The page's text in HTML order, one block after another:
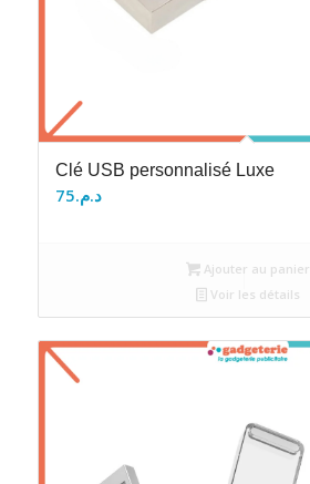
Clé USB personnalisé Luxe
د.م.75
Ajouter au panier
Voir les détails